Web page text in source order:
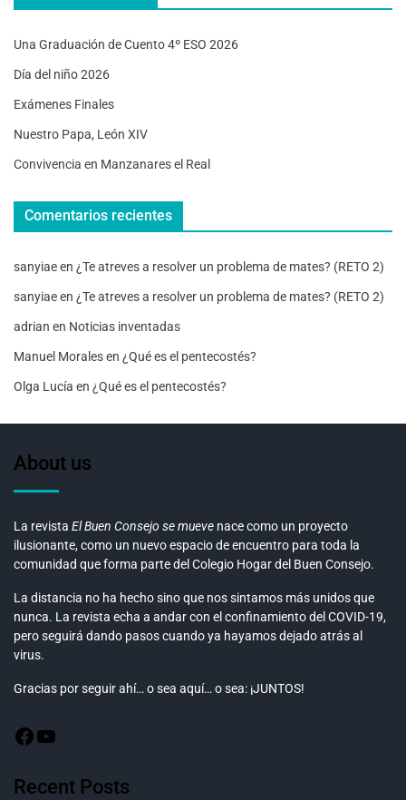
Una Graduación de Cuento 4º ESO 2026
Día del niño 2026
Exámenes Finales
Nuestro Papa, León XIV
Convivencia en Manzanares el Real
Comentarios recientes
sanyiaeen ¿Te atreves a resolver un problema de mates? (RETO 2)
sanyiaeen ¿Te atreves a resolver un problema de mates? (RETO 2)
adrian en Noticias inventadas
Manuel Moralesen ¿Qué es el pentecostés?
Olga Lucía en ¿Qué es el pentecostés?
About us
La revista El Buen Consejo se mueve nace como un proyecto
ilusionante, como un nuevo espacio de encuentro para toda la
comunidad que forma parte del Colegio Hogar del Buen Consejo.
La distancia no ha hecho sino que nos sintamos más unidos que
nunca. La revista echa a andar con el confinamiento del COVID-19,
pero seguirá dando pasos cuando ya hayamos dejado atrás al
virus.
Gracias por seguir ahí… o sea aquí… o sea: ¡JUNTOS!
Recent Posts